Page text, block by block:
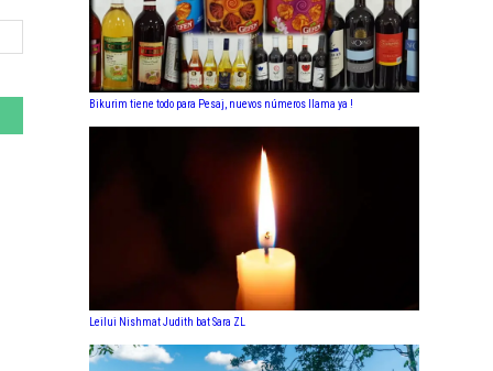
Bikurim tiene todo para Pesaj, nuevos números llama ya !
Leilui Nishmat Judith bat Sara ZL